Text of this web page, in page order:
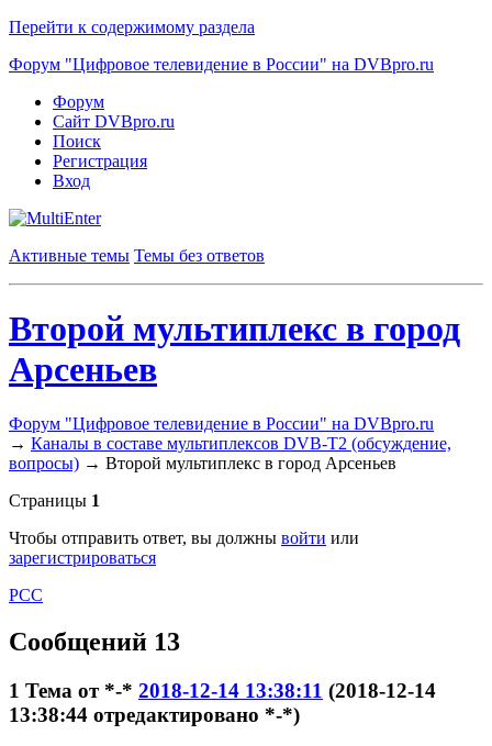
Перейти к содержимому раздела
Форум "Цифровое телевидение в России" на DVBpro.ru
Форум
Сайт DVBpro.ru
Поиск
Регистрация
Вход
Активные темы Темы без ответов
Второй мультиплекс в город
Арсеньев
Форум "Цифровое телевидение в России" на DVBpro.ru
→ Каналы в составе мультиплексов DVB-T2 (обсуждение,
вопросы) → Второй мультиплекс в город Арсеньев
Страницы 1
Чтобы отправить ответ, вы должны войти или
зарегистрироваться
РСС
Сообщений 13
1 Тема от *-* 2018-12-14 13:38:11 (2018-12-14
13:38:44 отредактировано *-*)